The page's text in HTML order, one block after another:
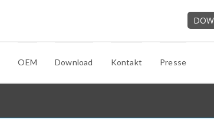
OEM Download Kontakt Presse